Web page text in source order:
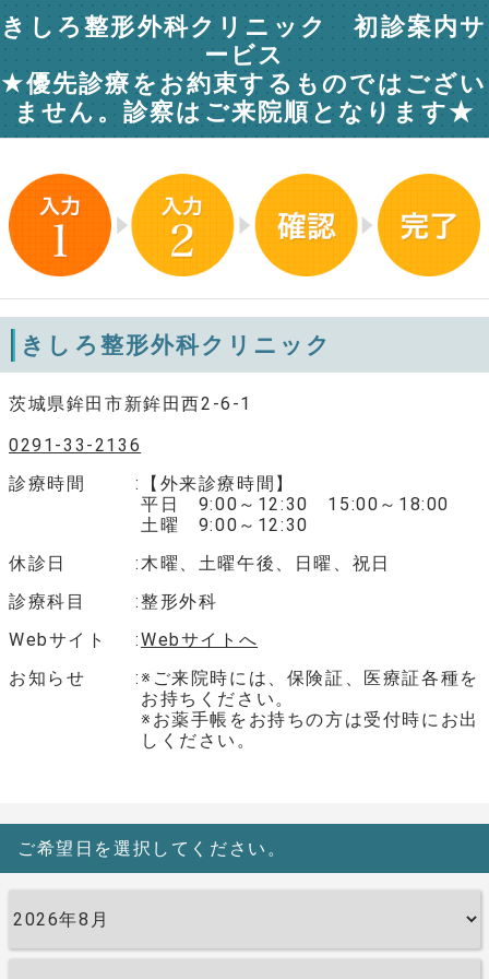
きしろ整形外科クリニック 初診案内サ
ービス
★優先診療をお約束するものではござい
ません。診察はご来院順となります★
きしろ整形外科クリニック
茨城県鉾田市新鉾田西2-6-1
0291-33-2136
診療時間
【外来診療時間】
平日 9:00～12:30 15:00～18:00
土曜 9:00～12:30
休診日
木曜、土曜午後、日曜、祝日
診療科目
整形外科
Webサイト
Webサイトへ
お知らせ
※ご来院時には、保険証、医療証各種を
お持ちください。
※お薬手帳をお持ちの方は受付時にお出
しください。
ご希望日を選択してください。